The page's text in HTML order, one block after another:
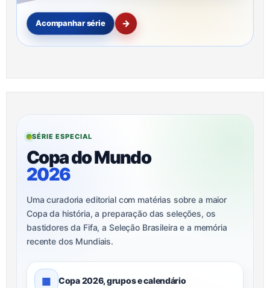
Acompanhar série →
SÉRIE ESPECIAL
Copa do Mundo
2026
Uma curadoria editorial com matérias sobre a maior
Copa da história, a preparação das seleções, os
bastidores da Fifa, a Seleção Brasileira e a memória
recente dos Mundiais.
▦ Copa 2026, grupos e calendário